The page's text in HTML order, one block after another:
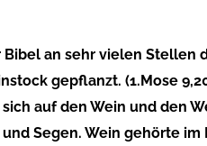
an sehr vielen Stellen
gepflanzt. (1.Mose
auf den Wein und den
Segen. Wein gehörte